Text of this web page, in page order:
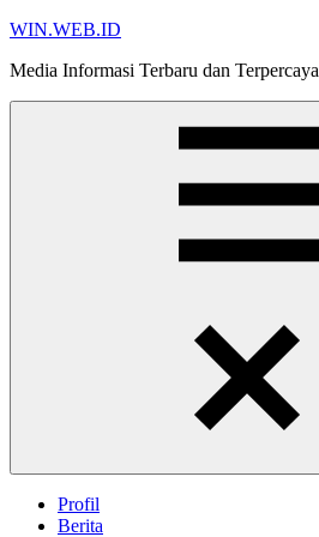
Skip
content
WIN.WEB.ID
Media Informasi Terbaru dan Terpercaya
Profil
Berita